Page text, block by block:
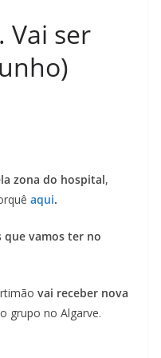
Vai ser
zona do hospital,
aqui.
que vamos ter no
vai receber nova
grupo no Algarve.